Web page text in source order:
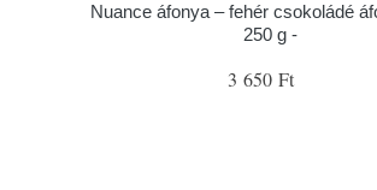
Nuance áfonya – fehér csokoládé
250 g -
3 650 Ft